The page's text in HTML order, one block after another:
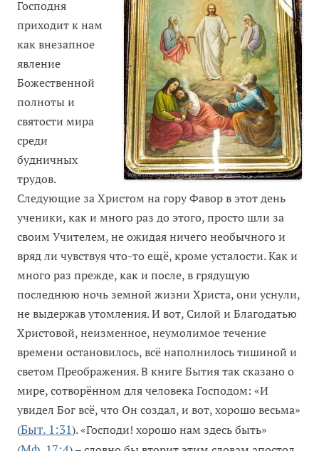
Господня
приходит к нам
как внезапное
явление
Божественной
полноты и
святости мира
среди
будничных
трудов.
Следующие за Христом на гору Фавор в этот день
ученики, как и много раз до этого, просто шли за
своим Учителем, не ожидая ничего необычного и
вряд ли чувствуя что-то ещё, кроме усталости. Как и
много раз прежде, как и после, в грядущую
последнюю ночь земной жизни Христа, они уснули,
не выдержав утомления. И вот, Силой и Благодатью
Христовой, неизменное, неумолимое течение
времени остановилось, всё наполнилось тишиной и
светом Преображения. В книге Бытия так сказано о
мире, сотворённом для человека Господом: «И
увидел Бог всё, что Он создал, и вот, хорошо весьма»
(Быт. 1:31). «Господи! хорошо нам здесь быть»